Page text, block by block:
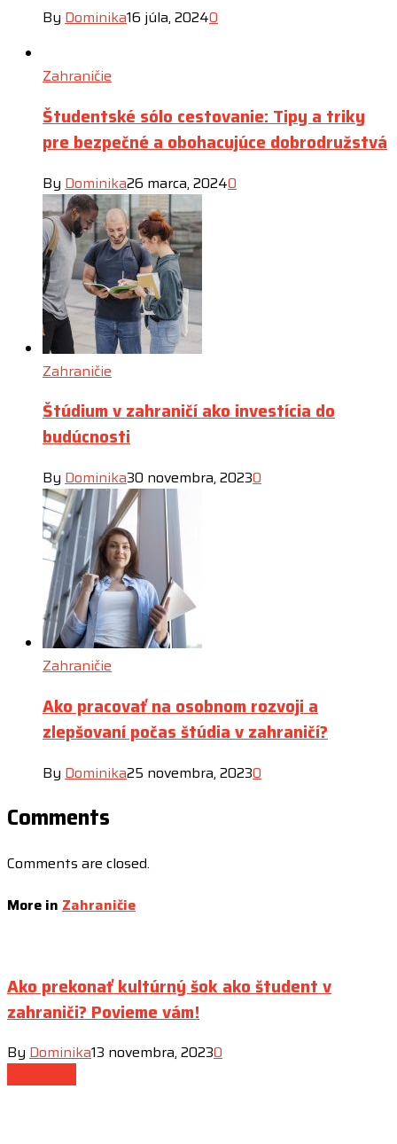
By Dominika16 júla, 20240
Zahraničie
Študentské sólo cestovanie: Tipy a triky
pre bezpečné a obohacujúce dobrodružstvá
By Dominika26 marca, 20240
Zahraničie
Štúdium v zahraničí ako investícia do
budúcnosti
By Dominika30 novembra, 20230
Zahraničie
Ako pracovať na osobnom rozvoji a
zlepšovaní počas štúdia v zahraničí?
By Dominika25 novembra, 20230
Comments
Comments are closed.
More in Zahraničie
Ako prekonať kultúrný šok ako študent v
zahraniči? Povieme vám!
By Dominika13 novembra, 20230